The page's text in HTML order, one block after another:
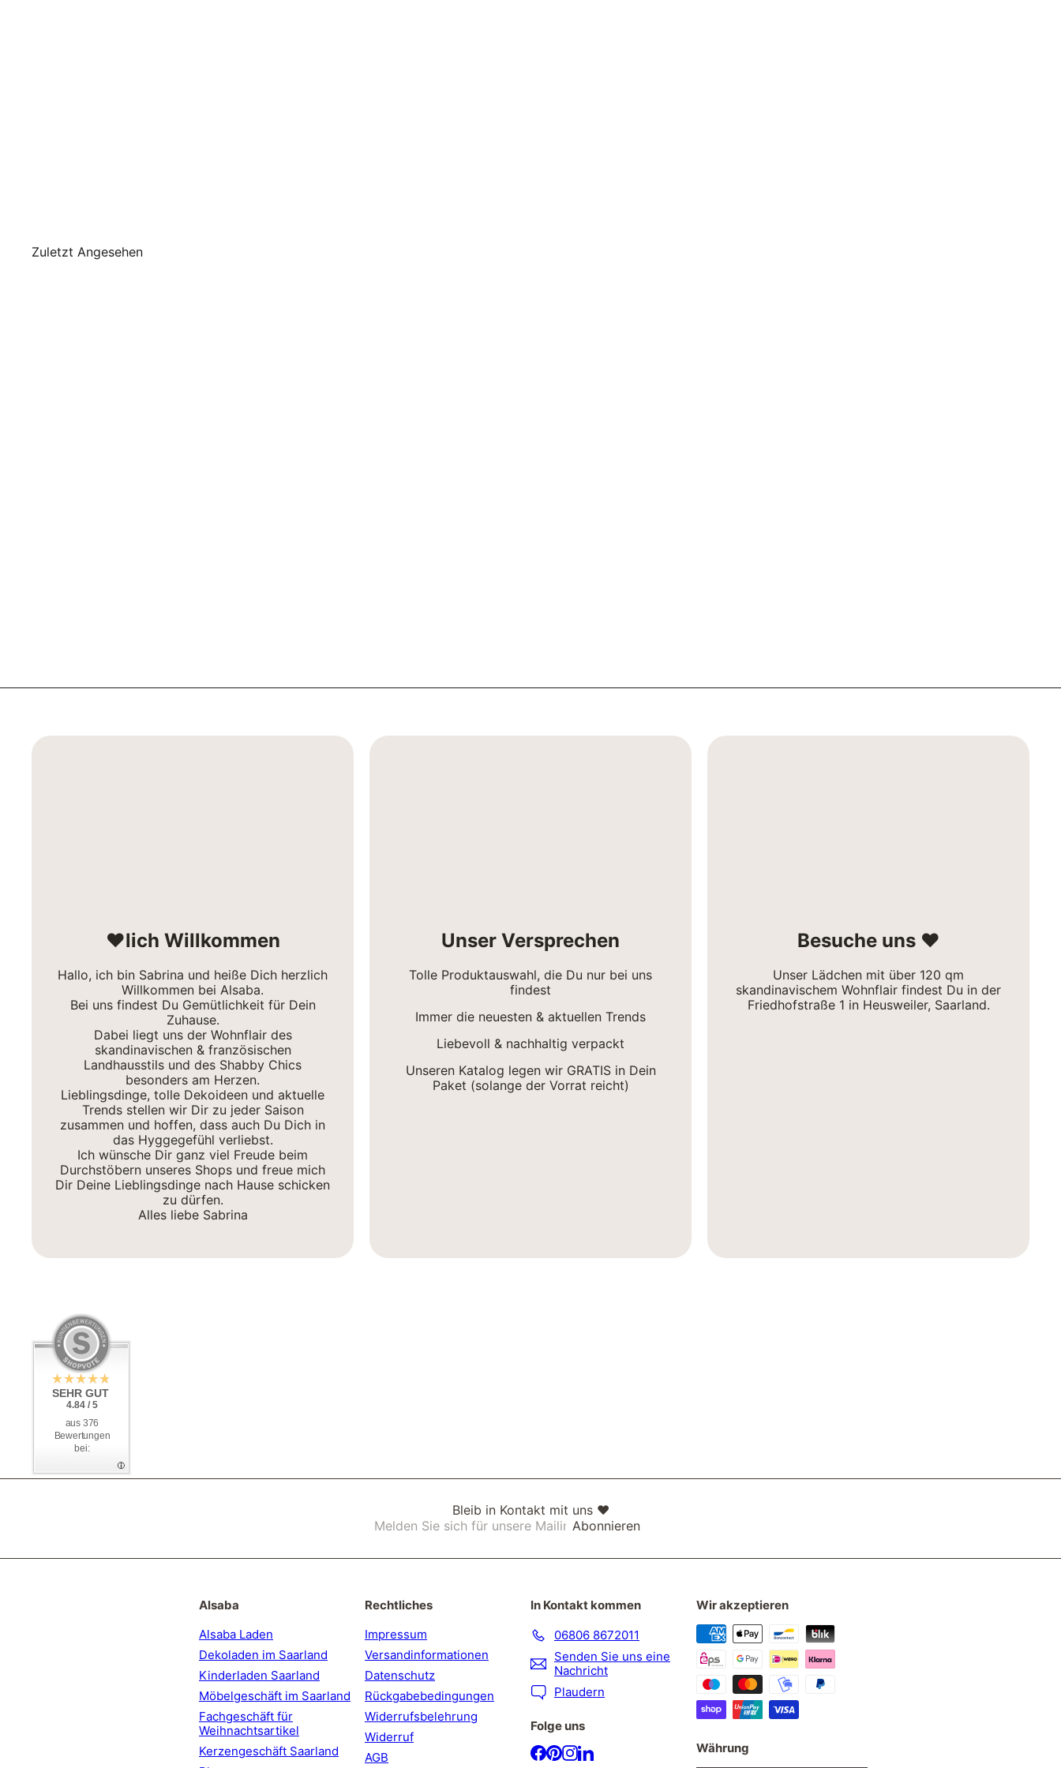
Zuletzt Angesehen
❤lich Willkommen
Hallo, ich bin Sabrina und heiße Dich herzlich
Willkommen bei Alsaba.
Bei uns findest Du Gemütlichkeit für Dein
Zuhause.
Dabei liegt uns der Wohnflair des
skandinavischen & französischen
Landhausstils und des Shabby Chics
besonders am Herzen.
Lieblingsdinge, tolle Dekoideen und aktuelle
Trends stellen wir Dir zu jeder Saison
zusammen und hoffen, dass auch Du Dich in
das Hyggegefühl verliebst.
Ich wünsche Dir ganz viel Freude beim
Durchstöbern unseres Shops und freue mich
Dir Deine Lieblingsdinge nach Hause schicken
zu dürfen.
Alles liebe Sabrina
Unser Versprechen
Tolle Produktauswahl, die Du nur bei uns
findest
Immer die neuesten & aktuellen Trends
Liebevoll & nachhaltig verpackt
Unseren Katalog legen wir GRATIS in Dein
Paket (solange der Vorrat reicht)
Besuche uns ❤
Unser Lädchen mit über 120 qm
skandinavischem Wohnflair findest Du in der
Friedhofstraße 1 in Heusweiler, Saarland.
SEHR GUT
4.84 / 5
aus 376
Bewertungen
bei:
Bleib in Kontakt mit uns ❤
Melden
Mailingliste
an
Abonnieren
Alsaba
Alsaba Laden
Dekoladen im Saarland
Kinderladen Saarland
Möbelgeschäft im Saarland
Fachgeschäft für
Weihnachtsartikel
Kerzengeschäft Saarland
Rechtliches
Impressum
Versandinformationen
Datenschutz
Rückgabebedingungen
Widerrufsbelehrung
Widerruf
AGB
In Kontakt kommen
06806 8672011
Senden Sie uns eine
Nachricht
Plaudern
Folge uns
Facebook
Pinterest
Instagram
LinkedIn
Wir akzeptieren
Währung